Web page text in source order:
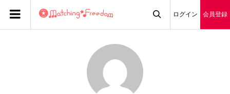
ログイン 会員登録